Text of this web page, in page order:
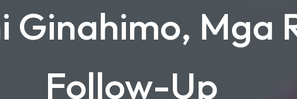
Ginahimo, Mga
Follow-Up